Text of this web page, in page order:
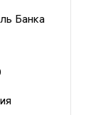
Банка